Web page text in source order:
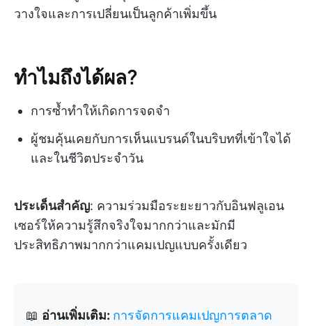
วางใจและการเปลี่ยนเป็นลูกค้าเพิ่มขึ้น
ทำไมถึงได้ผล?
การซ้ำทำให้เกิดการจดจำ
ผู้ชมคุ้นเคยกับการเห็นแบรนด์ในบริบทที่เข้าใจได้
และในชีวิตประจำวัน
ประเด็นสำคัญ: ความร่วมมือระยะยาวกับอินฟลูเอน
เซอร์ให้ความรู้สึกจริงใจมากกว่าและมักมี
ประสิทธิภาพมากกว่าแคมเปญแบบครั้งเดียว
📖 อ่านเพิ่มเติม: การจัดการแคมเปญการตลาด